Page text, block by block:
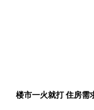
楼市一火就打 住房需